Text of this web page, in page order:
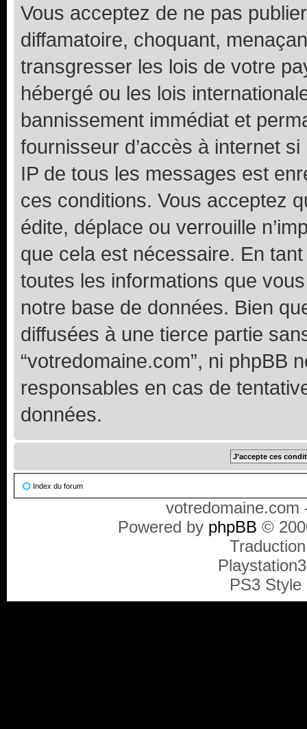
Vous acceptez de ne pas
diffamatoire, choquant,
transgresser les lois de votre
hébergé ou les lois
bannissement immédiat et
fournisseur d’accès à internet
IP de tous les messages est
ces conditions. Vous acceptez
édite, déplace ou verrouille
que cela est nécessaire. En
toutes les informations que
notre base de données. Bien
diffusées à une tierce partie
“votredomaine.com”, ni phpBB
responsables en cas de
données.
Index du forum
votredomaine.com
Powered by phpBB ©
PS3